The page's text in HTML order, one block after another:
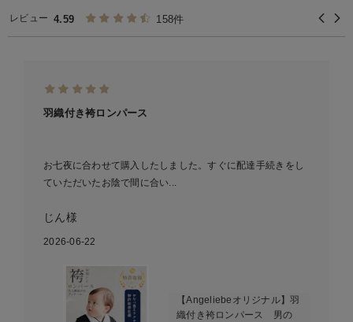
レビュー 4.59 158件
羽織付き袴ロンパース
お七夜に合わせて購入したしました。すぐに配達手続きをし
ていただいたお陰で間に合い...
じん様
2026-06-22
【Angeliebeオリジナル】羽
織付き袴ロンパース 男の